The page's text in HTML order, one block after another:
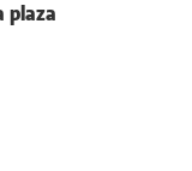
plaza